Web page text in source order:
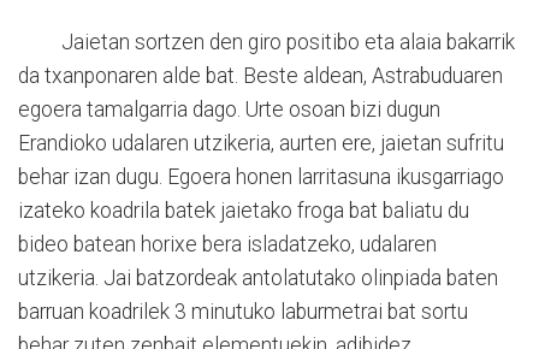
Jaietan sortzen den giro positibo eta alaia bakarrik
da txanponaren alde bat. Beste aldean, Astrabuduaren
egoera tamalgarria dago. Urte osoan bizi dugun
Erandioko udalaren utzikeria, aurten ere, jaietan sufritu
behar izan dugu. Egoera honen larritasuna ikusgarriago
izateko koadrila batek jaietako froga bat baliatu du
bideo batean horixe bera isladatzeko, udalaren
utzikeria. Jai batzordeak antolatutako olinpiada baten
barruan koadrilek 3 minutuko laburmetrai bat sortu